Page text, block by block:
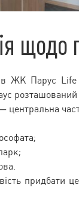
щодо
ЖК Парус Life
центральна
придбати